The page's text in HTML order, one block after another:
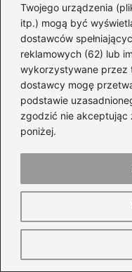
Twojego urządzenia
itp.) mogą być
dostawców
reklamowych (62) lub
wykorzystywane przez
dostawcy mogę
podstawie
zgodzić nie
poniżej.
że klapka
tankowania.
Gdzie znajduje
Honda Civic?
Wlew paliwa w
znajduje się po
blisko tylnych
Co zrobić, jeśli
Jeśli klapka się
otworzyć ją